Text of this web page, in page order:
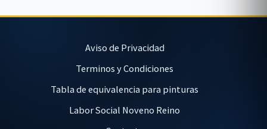
Aviso de Privacidad
Terminos y Condiciones
Tabla de equivalencia para pinturas
Labor Social Noveno Reino